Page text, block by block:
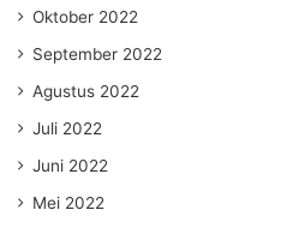
Oktober 2022
September 2022
Agustus 2022
Juli 2022
Juni 2022
Mei 2022